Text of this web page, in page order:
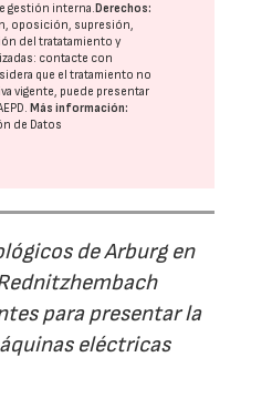
gestión interna.Derechos:
oposición, supresión,
del tratatamiento y
contacte con
que el tratamiento no
vigente, puede presentar
.Más información:
de Datos
de Arburg en
para presentar la
eléctricas